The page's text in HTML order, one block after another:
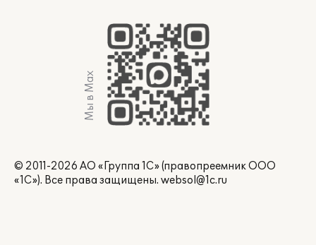
Мы в Max
© 2011-2026 АО «Группа 1С» (правопреемник ООО
«1С»). Все права защищены. websol@1c.ru